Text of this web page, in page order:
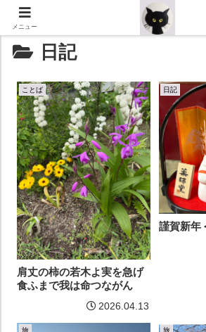
日記
ことば
肩丈の柿の若木よ実を急げ
食ふまで我は命つながん
2026.04.13
日記
謹賀新年
旅 旅
メニュー